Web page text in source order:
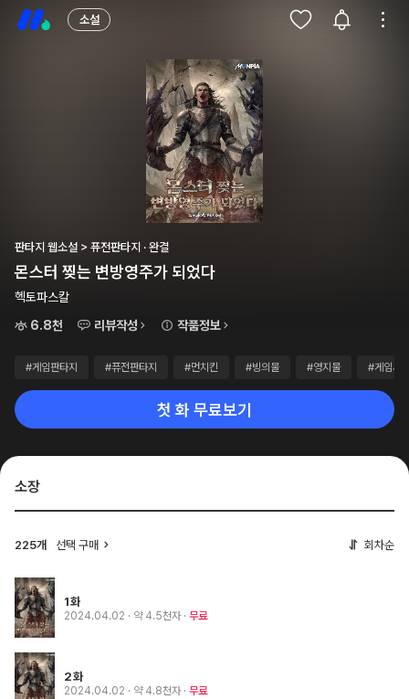
소설
판타지 웹소설 > 퓨전판타지 · 완결
몬스터 찢는 변방영주가 되었다
헥토파스칼
6.8천
리뷰작성 작품정보
#게임판타지 #퓨전판타지 #먼치킨 #빙의물 #영지물 #게임시
첫 화 무료보기
소장
225개 선택 구매 회차순
1화
2024.04.02 · 약 4.5천자 무료
2화
2024.04.02 · 약 4.8천자 무료